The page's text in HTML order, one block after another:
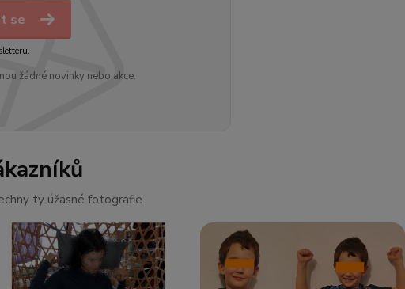
se
žádné novinky nebo akce.
ty úžasné fotografie.